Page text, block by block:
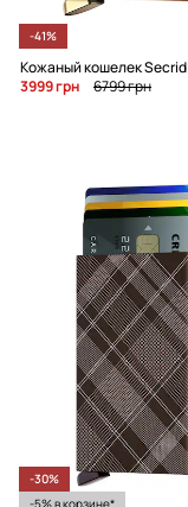
-41%
Кожаный кошелек Secrid
3999 грн
6799 грн
-30%
-5% в корзине*